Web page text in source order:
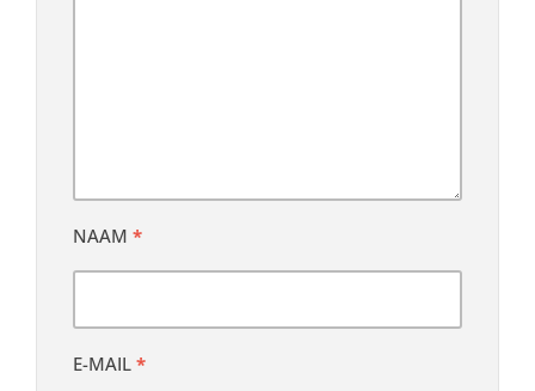
NAAM *
E-MAIL *